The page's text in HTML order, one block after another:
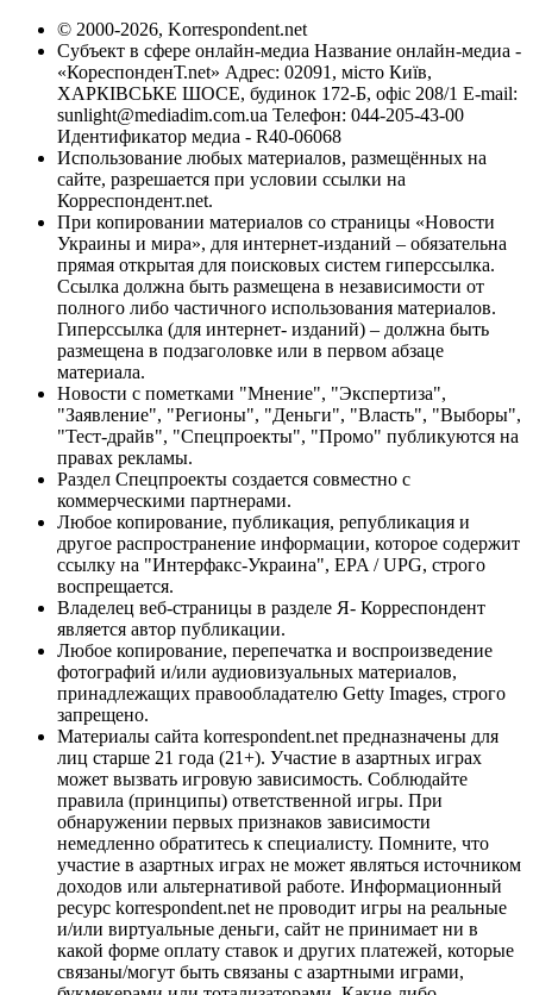
© 2000-2026, Korrespondent.net
Субъект в сфере онлайн-медиа Название онлайн-медиа -
«КореспонденТ.net» Адрес: 02091, місто Київ,
ХАРКІВСЬКЕ ШОСЕ, будинок 172-Б, офіс 208/1 E-mail:
sunlight@mediadim.com.ua Телефон: 044-205-43-00
Идентификатор медиа - R40-06068
Использование любых материалов, размещённых на
сайте, разрешается при условии ссылки на
Корреспондент.net.
При копировании материалов со страницы «Новости
Украины и мира», для интернет-изданий – обязательна
прямая открытая для поисковых систем гиперссылка.
Ссылка должна быть размещена в независимости от
полного либо частичного использования материалов.
Гиперссылка (для интернет- изданий) – должна быть
размещена в подзаголовке или в первом абзаце
материала.
Новости с пометками "Мнение", "Экспертиза",
"Заявление", "Регионы", "Деньги", "Власть", "Выборы",
"Тест-драйв", "Спецпроекты", "Промо" публикуются на
правах рекламы.
Раздел Спецпроекты создается совместно с
коммерческими партнерами.
Любое копирование, публикация, републикация и
другое распространение информации, которое содержит
ссылку на "Интерфакс-Украина", EPA / UPG, строго
воспрещается.
Владелец веб-страницы в разделе Я- Корреспондент
является автор публикации.
Любое копирование, перепечатка и воспроизведение
фотографий и/или аудиовизуальных материалов,
принадлежащих правообладателю Getty Images, строго
запрещено.
Материалы сайта korrespondent.net предназначены для
лиц старше 21 года (21+). Участие в азартных играх
может вызвать игровую зависимость. Соблюдайте
правила (принципы) ответственной игры. При
обнаружении первых признаков зависимости
немедленно обратитесь к специалисту. Помните, что
участие в азартных играх не может являться источником
доходов или альтернативой работе. Информационный
ресурс korrespondent.net не проводит игры на реальные
и/или виртуальные деньги, сайт не принимает ни в
какой форме оплату ставок и других платежей, которые
связаны/могут быть связаны с азартными играми,